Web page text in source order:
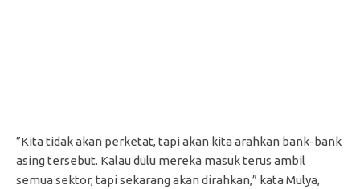
”Kita tidak akan perketat, tapi akan kita arahkan bank-bank
asing tersebut. Kalau dulu mereka masuk terus ambil
semua sektor, tapi sekarang akan dirahkan,” kata Mulya,